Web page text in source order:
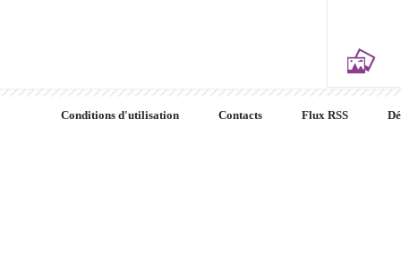
Conditions d'utilisation Contacts Flux RSS